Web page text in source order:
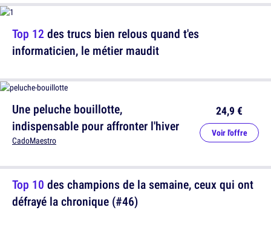
Une peluche bouillotte,
indispensable pour affronter l'hiver
CadoMaestro
24,9 €
Voir l'offre
Top 12 des trucs bien relous quand t'es
informaticien, le métier maudit
Top 10 des champions de la semaine, ceux qui ont
défrayé la chronique (#46)